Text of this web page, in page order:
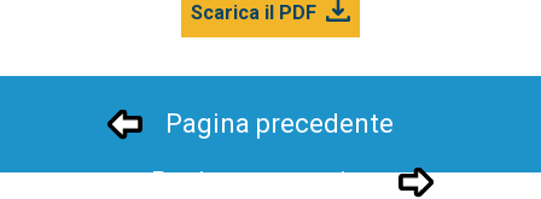
Scarica il PDF
Pagina precedente
Pagina successivo